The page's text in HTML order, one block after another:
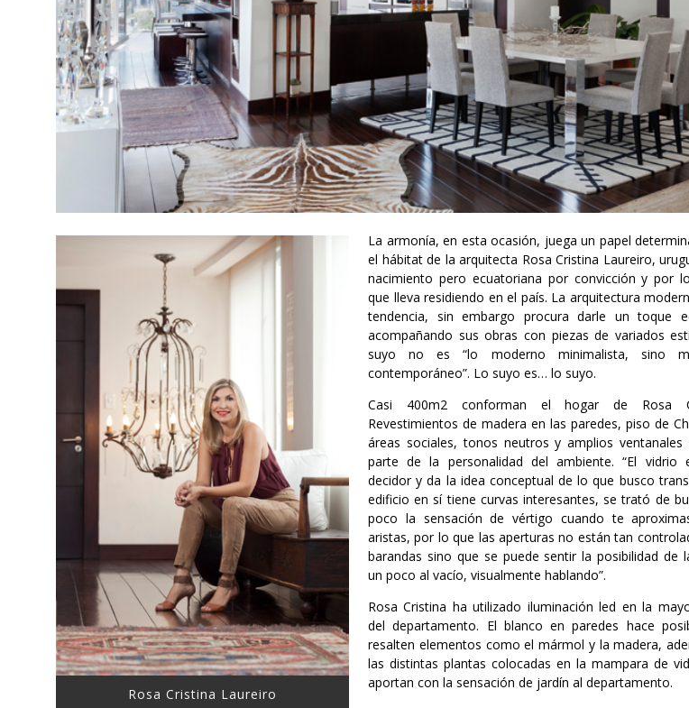
Rosa Cristina Laureiro
La armonía, en esta ocasión, juega un papel
el hábitat de la arquitecta Rosa Cristina Laureiro,
nacimiento pero ecuatoriana por convicción y por
que lleva residiendo en el país. La arquitectura
tendencia, sin embargo procura darle un toque
acompañando sus obras con piezas de variados
suyo no es “lo moderno minimalista, sino
contemporáneo”. Lo suyo es… lo suyo.
Casi 400m2 conforman el hogar de Rosa
Revestimientos de madera en las paredes, piso de
áreas sociales, tonos neutros y amplios ventanales
parte de la personalidad del ambiente. “El vidrio
decidor y da la idea conceptual de lo que busco
edificio en sí tiene curvas interesantes, se trató de
poco la sensación de vértigo cuando te
aristas, por lo que las aperturas no están tan
barandas sino que se puede sentir la posibilidad de
un poco al vacío, visualmente hablando”.
Rosa Cristina ha utilizado iluminación led en la
del departamento. El blanco en paredes hace
resalten elementos como el mármol y la madera,
las distintas plantas colocadas en la mampara de
aportan con la sensación de jardín al departamento.